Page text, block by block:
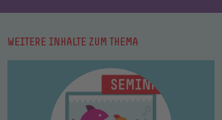
WEITERE INHALTE ZUM THEMA